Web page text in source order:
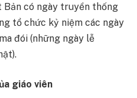
có ngày truyền thống
tổ chức kỷ niệm các ngày
đói (những ngày lễ
giáo viên